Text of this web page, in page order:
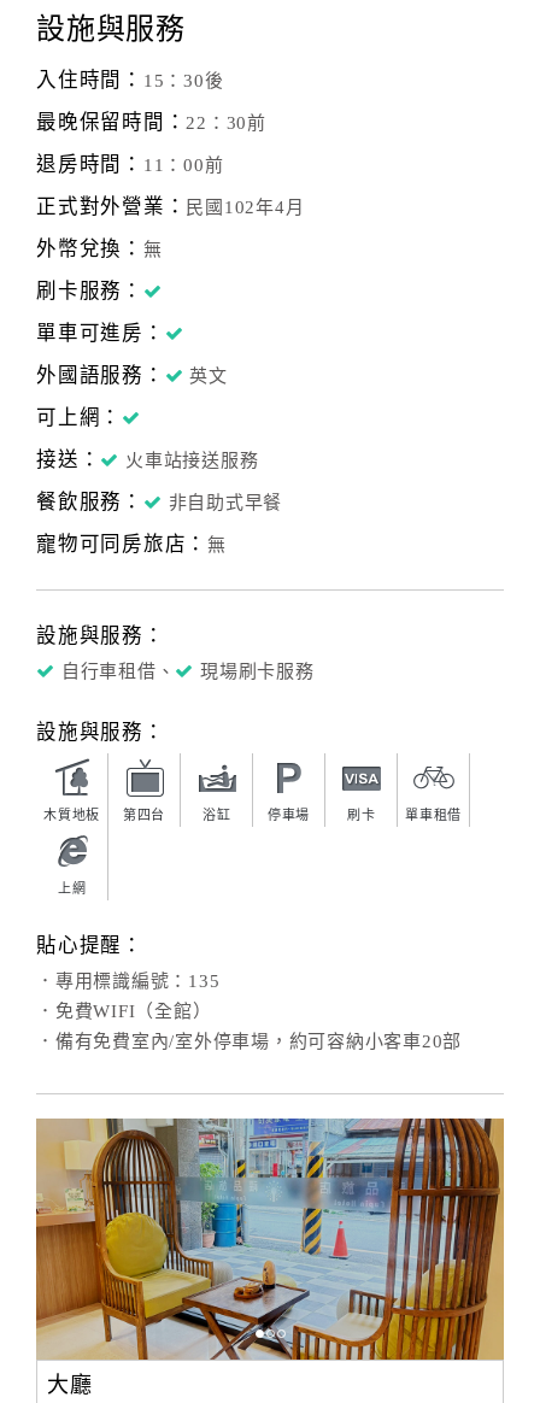
設施與服務
入住時間： 15：30後
最晚保留時間：22：30前
退房時間： 11：00前
正式對外營業： 民國102年4月
外幣兌換： 無
刷卡服務：
單車可進房：
外國語服務：
英文
可上網：
接送：
火車站接送服務
餐飲服務： 非自助式早餐
寵物可同房旅店： 無
設施與服務：
自行車租借、 現場刷卡服務
設施與服務：
木質地板 第四台 浴缸 停車場 刷卡 單車租借
上網
貼心提醒：
．專用標識編號：135
．免費WIFI（全館）
．備有免費室內/室外停車場，約可容納小客車20部
大廳